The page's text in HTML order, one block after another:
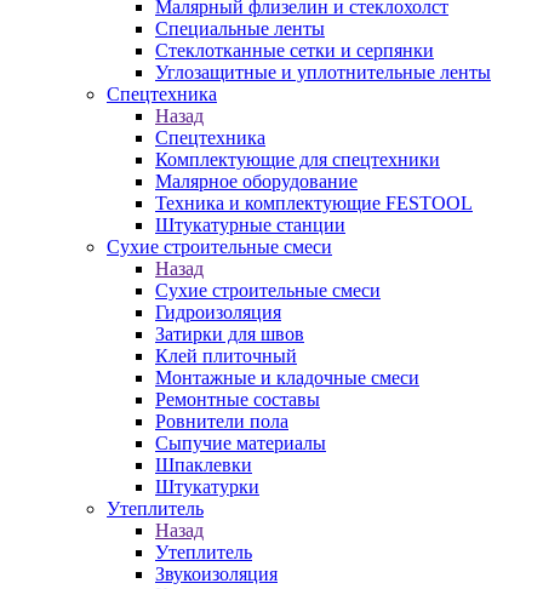
Малярный флизелин и стеклохолст
Специальные ленты
Стеклотканные сетки и серпянки
Углозащитные и уплотнительные ленты
Спецтехника
Назад
Спецтехника
Комплектующие для спецтехники
Малярное оборудование
Техника и комплектующие FESTOOL
Штукатурные станции
Сухие строительные смеси
Назад
Сухие строительные смеси
Гидроизоляция
Затирки для швов
Клей плиточный
Монтажные и кладочные смеси
Ремонтные составы
Ровнители пола
Сыпучие материалы
Шпаклевки
Штукатурки
Утеплитель
Назад
Утеплитель
Звукоизоляция